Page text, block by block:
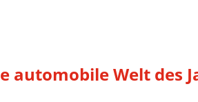
automobile Welt des